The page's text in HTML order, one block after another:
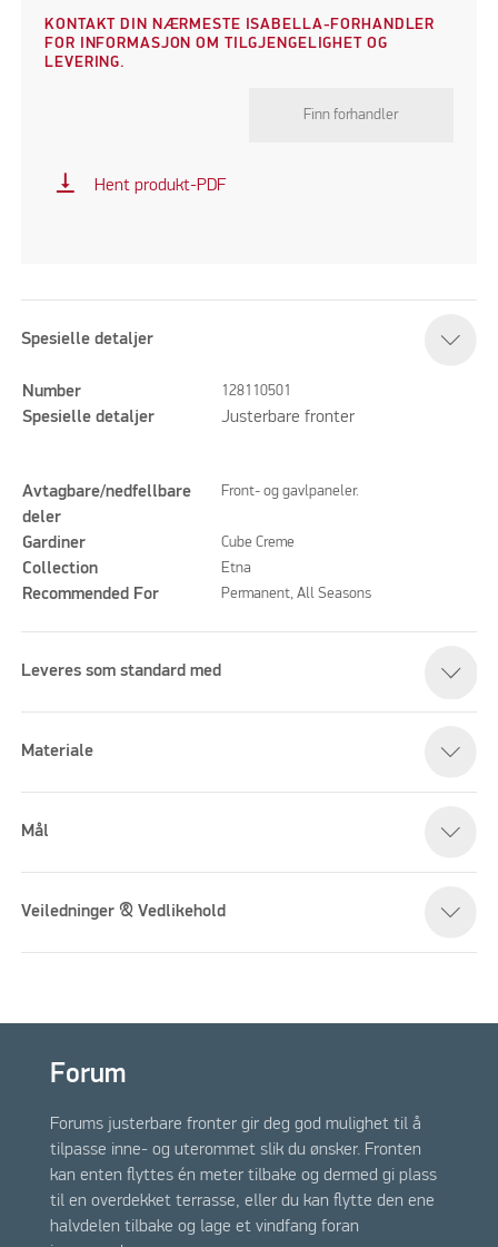
KONTAKT DIN NÆRMESTE ISABELLA-FORHANDLER
FOR INFORMASJON OM TILGJENGELIGHET OG
LEVERING.
Finn forhandler
vertical_align_bottom Hent produkt-PDF
Spesielle detaljer
Number 128110501
Spesielle detaljer Justerbare fronter
Avtagbare/nedfellbare
deler
Front- og gavlpaneler.
Gardiner Cube Creme
Collection Etna
Recommended For Permanent, All Seasons
Leveres som standard med
Materiale
Mål
Veiledninger & Vedlikehold
Forum
Forums justerbare fronter gir deg god mulighet til å
tilpasse inne- og uterommet slik du ønsker. Fronten
kan enten flyttes én meter tilbake og dermed gi plass
til en overdekket terrasse, eller du kan flytte den ene
halvdelen tilbake og lage et vindfang foran